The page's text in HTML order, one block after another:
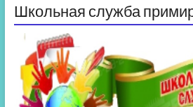
Школьная служба